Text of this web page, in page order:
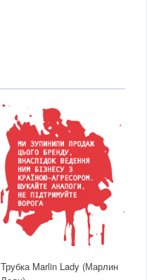
Трубка Marlin Lady (Марлин